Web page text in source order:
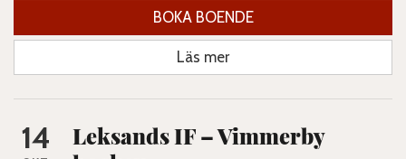
BOKA BOENDE
Läs mer
14
Leksands IF – Vimmerby